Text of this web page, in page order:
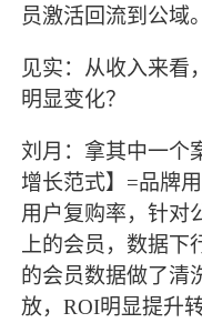
员激活回流到公域。
见实：从收入来看
明显变化？
刘月：拿其中一个
增长范式】 =品牌
用户复购率，针对
上的会员，数据下
的会员数据做了清
放，ROI明显提升